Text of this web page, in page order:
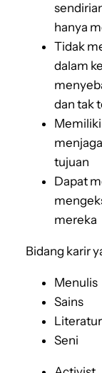
hanya
Tidak
dalam
dan tak
tujuan
Dapat
mereka
Bidang karir
Menulis
Sains
Literatur
Seni